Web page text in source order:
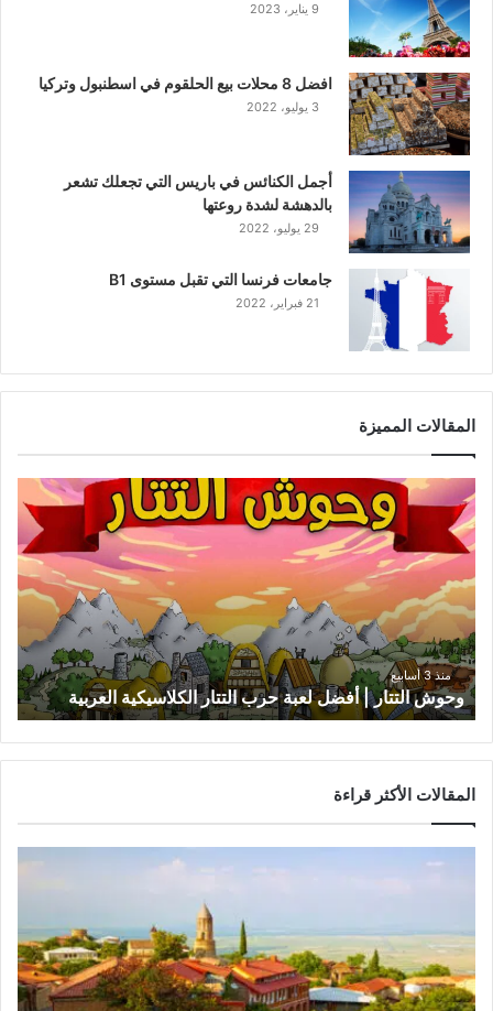
9 يناير، 2023
افضل 8 محلات بيع الحلقوم في اسطنبول وتركيا
3 يوليو، 2022
أجمل الكنائس في باريس التي تجعلك تشعر
بالدهشة لشدة روعتها
29 يوليو، 2022
جامعات فرنسا التي تقبل مستوى B1
21 فبراير، 2022
المقالات المميزة
وحوش
التتار
|
أفضل
لعبة
حرب
التتار
الكلاسيكية
العربية
منذ 3 أسابيع
وحوش التتار | أفضل لعبة حرب التتار الكلاسيكية العربية
المقالات الأكثر قراءة